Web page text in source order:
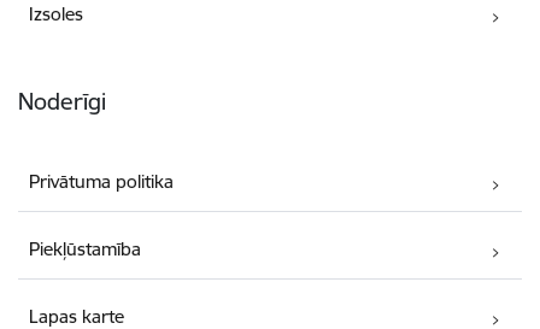
Izsoles
Noderīgi
Privātuma politika
Piekļūstamība
Lapas karte